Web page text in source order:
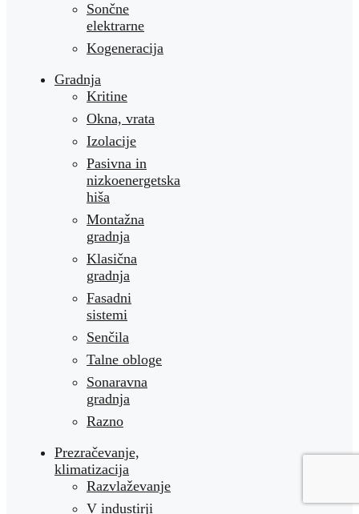
Sončne
elektrarne
Kogeneracija
Gradnja
Kritine
Okna, vrata
Izolacije
Pasivna in
nizkoenergetska
hiša
Montažna
gradnja
Klasična
gradnja
Fasadni
sistemi
Senčila
Talne obloge
Sonaravna
gradnja
Razno
Prezračevanje,
klimatizacija
Razvlaževanje
V industirji